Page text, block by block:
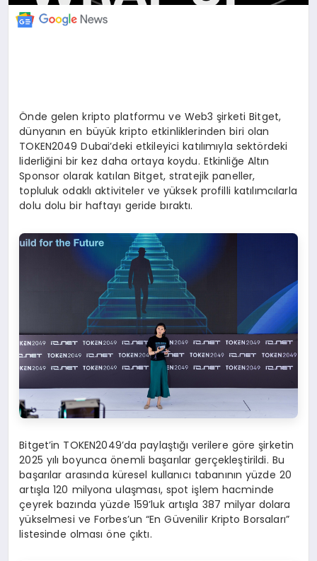
Önde gelen kripto platformu ve Web3 şirketi Bitget,
dünyanın en büyük kripto etkinliklerinden biri olan
TOKEN2049 Dubai’deki etkileyici katılımıyla sektördeki
liderliğini bir kez daha ortaya koydu. Etkinliğe Altın
Sponsor olarak katılan Bitget, stratejik paneller,
topluluk odaklı aktiviteler ve yüksek profilli katılımcılarla
dolu dolu bir haftayı geride bıraktı.
Bitget’in TOKEN2049’da paylaştığı verilere göre şirketin
2025 yılı boyunca önemli başarılar gerçekleştirildi. Bu
başarılar arasında küresel kullanıcı tabanının yüzde 20
artışla 120 milyona ulaşması, spot işlem hacminde
çeyrek bazında yüzde 159’luk artışla 387 milyar dolara
yükselmesi ve Forbes’un “En Güvenilir Kripto Borsaları”
listesinde olması öne çıktı.